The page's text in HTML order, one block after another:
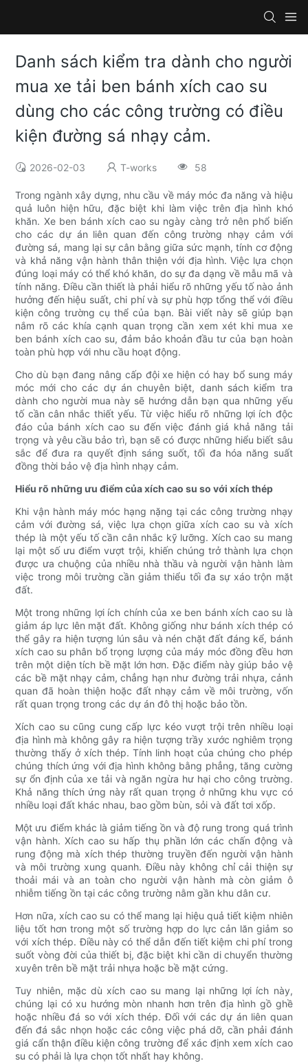
Danh sách kiểm tra dành cho người
mua xe tải ben bánh xích cao su
dùng cho các công trường có điều
kiện đường sá nhạy cảm.
2026-02-03 T-works 58
Trong ngành xây dựng, nhu cầu về máy móc đa năng và hiệu
quả luôn hiện hữu, đặc biệt khi làm việc trên địa hình khó
khăn. Xe ben bánh xích cao su ngày càng trở nên phổ biến
cho các dự án liên quan đến công trường nhạy cảm với
đường sá, mang lại sự cân bằng giữa sức mạnh, tính cơ động
và khả năng vận hành thân thiện với địa hình. Việc lựa chọn
đúng loại máy có thể khó khăn, do sự đa dạng về mẫu mã và
tính năng. Điều cần thiết là phải hiểu rõ những yếu tố nào ảnh
hưởng đến hiệu suất, chi phí và sự phù hợp tổng thể với điều
kiện công trường cụ thể của bạn. Bài viết này sẽ giúp bạn
nắm rõ các khía cạnh quan trọng cần xem xét khi mua xe
ben bánh xích cao su, đảm bảo khoản đầu tư của bạn hoàn
toàn phù hợp với nhu cầu hoạt động.
Cho dù bạn đang nâng cấp đội xe hiện có hay bổ sung máy
móc mới cho các dự án chuyên biệt, danh sách kiểm tra
dành cho người mua này sẽ hướng dẫn bạn qua những yếu
tố cần cân nhắc thiết yếu. Từ việc hiểu rõ những lợi ích độc
đáo của bánh xích cao su đến việc đánh giá khả năng tải
trọng và yêu cầu bảo trì, bạn sẽ có được những hiểu biết sâu
sắc để đưa ra quyết định sáng suốt, tối đa hóa năng suất
đồng thời bảo vệ địa hình nhạy cảm.
Hiểu rõ những ưu điểm của xích cao su so với xích thép
Khi vận hành máy móc hạng nặng tại các công trường nhạy
cảm với đường sá, việc lựa chọn giữa xích cao su và xích
thép là một yếu tố cần cân nhắc kỹ lưỡng. Xích cao su mang
lại một số ưu điểm vượt trội, khiến chúng trở thành lựa chọn
được ưa chuộng của nhiều nhà thầu và người vận hành làm
việc trong môi trường cần giảm thiểu tối đa sự xáo trộn mặt
đất.
Một trong những lợi ích chính của xe ben bánh xích cao su là
giảm áp lực lên mặt đất. Không giống như bánh xích thép có
thể gây ra hiện tượng lún sâu và nén chặt đất đáng kể, bánh
xích cao su phân bổ trọng lượng của máy móc đồng đều hơn
trên một diện tích bề mặt lớn hơn. Đặc điểm này giúp bảo vệ
các bề mặt nhạy cảm, chẳng hạn như đường trải nhựa, cảnh
quan đã hoàn thiện hoặc đất nhạy cảm về môi trường, vốn
rất quan trọng trong các dự án đô thị hoặc bảo tồn.
Xích cao su cũng cung cấp lực kéo vượt trội trên nhiều loại
địa hình mà không gây ra hiện tượng trầy xước nghiêm trọng
thường thấy ở xích thép. Tính linh hoạt của chúng cho phép
chúng thích ứng với địa hình không bằng phẳng, tăng cường
sự ổn định của xe tải và ngăn ngừa hư hại cho công trường.
Khả năng thích ứng này rất quan trọng ở những khu vực có
nhiều loại đất khác nhau, bao gồm bùn, sỏi và đất tơi xốp.
Một ưu điểm khác là giảm tiếng ồn và độ rung trong quá trình
vận hành. Xích cao su hấp thụ phần lớn các chấn động và
rung động mà xích thép thường truyền đến người vận hành
và môi trường xung quanh. Điều này không chỉ cải thiện sự
thoải mái và an toàn cho người vận hành mà còn giảm ô
nhiễm tiếng ồn tại các công trường nằm gần khu dân cư.
Hơn nữa, xích cao su có thể mang lại hiệu quả tiết kiệm nhiên
liệu tốt hơn trong một số trường hợp do lực cản lăn giảm so
với xích thép. Điều này có thể dẫn đến tiết kiệm chi phí trong
suốt vòng đời của thiết bị, đặc biệt khi cần di chuyển thường
xuyên trên bề mặt trải nhựa hoặc bề mặt cứng.
Tuy nhiên, mặc dù xích cao su mang lại những lợi ích này,
chúng lại có xu hướng mòn nhanh hơn trên địa hình gồ ghề
hoặc nhiều đá so với xích thép. Đối với các dự án liên quan
đến đá sắc nhọn hoặc các công việc phá dỡ, cần phải đánh
giá cẩn thận điều kiện công trường để xác định xem xích cao
su có phải là lựa chọn tốt nhất hay không.